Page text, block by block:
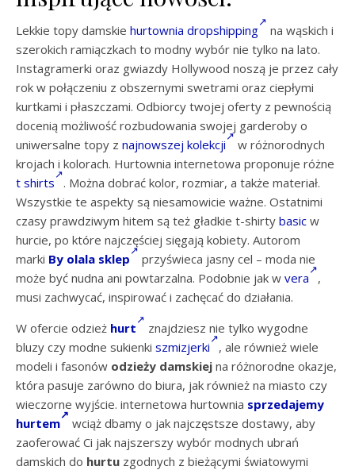
Lekkie topy damskie hurtownia dropshipping
na wąskich i
szerokich ramiączkach to modny wybór nie tylko na lato.
Instagramerki oraz gwiazdy Hollywood noszą je przez cały
rok w połączeniu z obszernymi swetrami oraz ciepłymi
kurtkami i płaszczami. Odbiorcy twojej oferty z pewnością
docenią możliwość rozbudowania swojej garderoby o
uniwersalne topy z najnowszej kolekcji
w różnorodnych
krojach i kolorach. Hurtownia internetowa proponuje różne
t shirts . Można dobrać kolor, rozmiar, a także materiał.
Wszystkie te aspekty są niesamowicie ważne. Ostatnimi
czasy prawdziwym hitem są też gładkie t-shirty basic w
hurcie, po które najczęściej sięgają kobiety. Autorom
marki By olala sklep
przyświeca jasny cel – moda nie
może być nudna ani powtarzalna. Podobnie jak w vera
,
musi zachwycać, inspirować i zachęcać do działania.
W ofercie odzież hurt
znajdziesz nie tylko wygodne
bluzy czy modne sukienki szmizjerki
, ale również wiele
modeli i fasonów odzieży damskiej na różnorodne okazje,
która pasuje zarówno do biura, jak również na miasto czy
wieczorne wyjście. internetowa hurtownia sprzedajemy
hurtem
wciąż dbamy o jak najczęstsze dostawy, aby
zaoferować Ci jak najszerszy wybór modnych ubrań
damskich do hurtu zgodnych z bieżącymi światowymi